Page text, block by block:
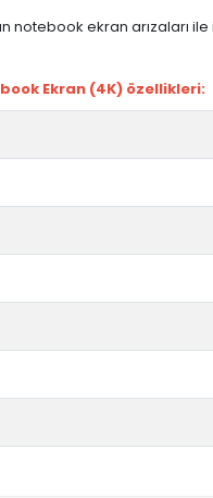
notebook ekran
Ekran (4K) özellikleri: